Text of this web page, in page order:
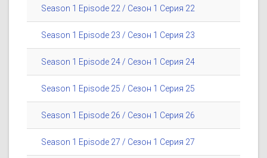
Season 1 Episode 22 / Сезон 1 Серия 22
Season 1 Episode 23 / Сезон 1 Серия 23
Season 1 Episode 24 / Сезон 1 Серия 24
Season 1 Episode 25 / Сезон 1 Серия 25
Season 1 Episode 26 / Сезон 1 Серия 26
Season 1 Episode 27 / Сезон 1 Серия 27